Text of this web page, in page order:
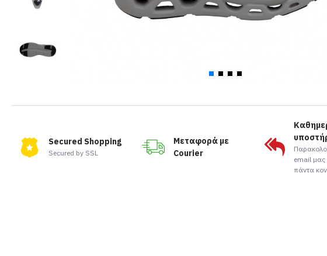
Secured Shopping
Secured by SSL
Μεταφορά με
Courier
email μας
πάντα